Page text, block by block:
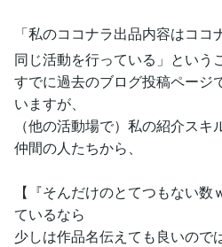
「私のココナラ出品内容はココ
同じ活動を行っている」という
すでに過去のブログ投稿ページ
いますが、
（他の活動場で）私の紹介ス
仲間の人たちから、
【『そんだけのとてつもない
ているなら
少しは作品名伝えても良いので